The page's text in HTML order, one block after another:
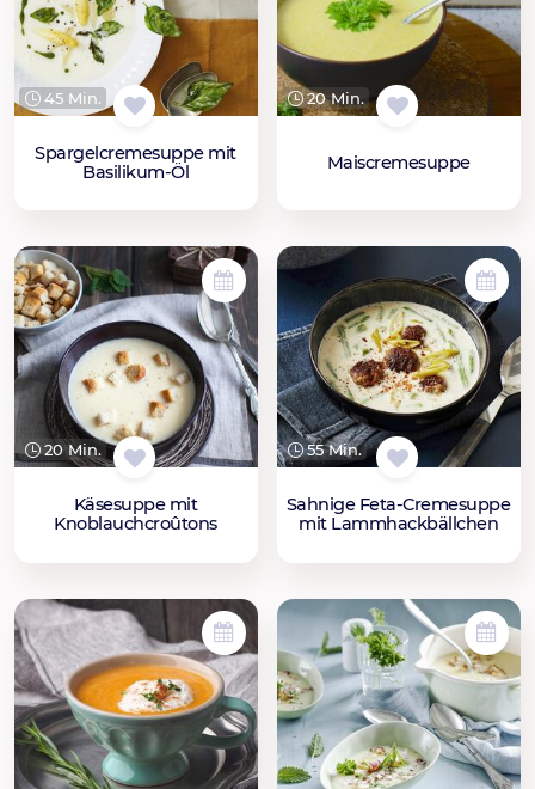
45 Min.
Spargelcremesuppe mit
Basilikum-Öl
20 Min.
Maiscremesuppe
20 Min.
Käsesuppe mit
Knoblauchcroûtons
55 Min.
Sahnige Feta-Cremesuppe
mit Lammhackbällchen